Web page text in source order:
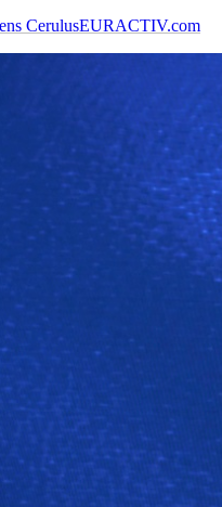
CerulusEURACTIV.com